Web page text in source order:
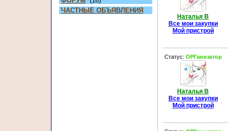
Наталья В
Все мои закупки
Мой пристрой
Статус: ОРГанизатор
Наталья В
Все мои закупки
Мой пристрой
ЧАСТНЫЕ ОБЪЯВЛЕНИЯ